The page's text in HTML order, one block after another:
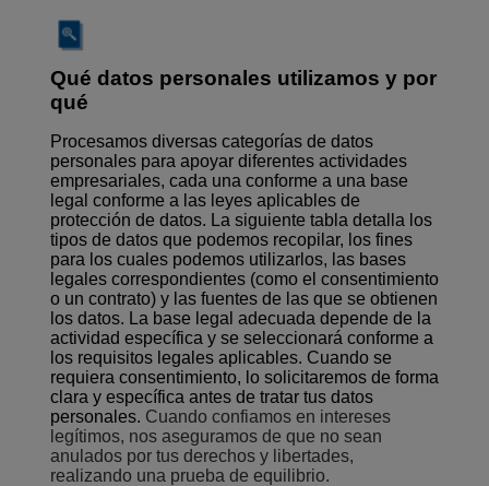
Qué datos personales utilizamos y por
qué
Procesamos diversas categorías de datos
personales para apoyar diferentes actividades
empresariales, cada una conforme a una base
legal conforme a las leyes aplicables de
protección de datos. La siguiente tabla detalla los
tipos de datos que podemos recopilar, los fines
para los cuales podemos utilizarlos, las bases
legales correspondientes (como el consentimiento
o un contrato) y las fuentes de las que se obtienen
los datos. La base legal adecuada depende de la
actividad específica y se seleccionará conforme a
los requisitos legales aplicables. Cuando se
requiera consentimiento, lo solicitaremos de forma
clara y específica antes de tratar tus datos
personales. Cuando confiamos en intereses
legítimos, nos aseguramos de que no sean
anulados por tus derechos y libertades,
realizando una prueba de equilibrio.